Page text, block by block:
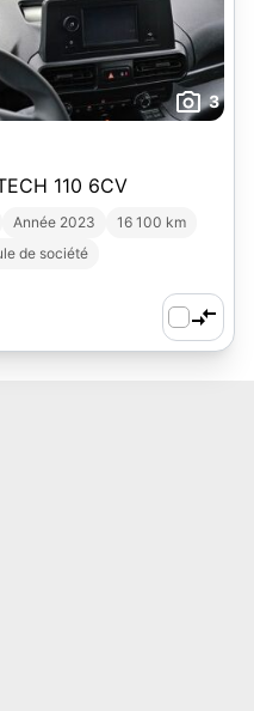
3
Peugeot III M650 1,2 PURE TECH 110 6CV
Année 2023
16 100 km
de société